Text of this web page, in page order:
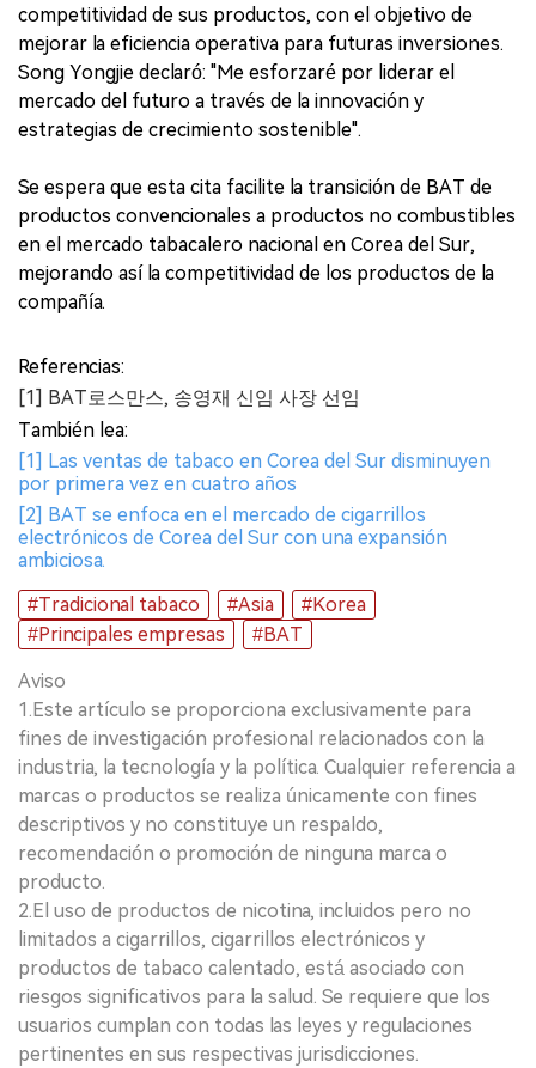
competitividad de sus productos, con el objetivo de
mejorar la eficiencia operativa para futuras inversiones.
Song Yongjie declaró: "Me esforzaré por liderar el
mercado del futuro a través de la innovación y
estrategias de crecimiento sostenible".
Se espera que esta cita facilite la transición de BAT de
productos convencionales a productos no combustibles
en el mercado tabacalero nacional en Corea del Sur,
mejorando así la competitividad de los productos de la
compañía.
Referencias:
[1] BAT로스만스, 송영재 신임 사장 선임
También lea:
[1] Las ventas de tabaco en Corea del Sur disminuyen
por primera vez en cuatro años
[2] BAT se enfoca en el mercado de cigarrillos
electrónicos de Corea del Sur con una expansión
ambiciosa.
#Tradicional tabaco
#Asia
#Korea
#Principales empresas
#BAT
Aviso
1.Este artículo se proporciona exclusivamente para
fines de investigación profesional relacionados con la
industria, la tecnología y la política. Cualquier referencia a
marcas o productos se realiza únicamente con fines
descriptivos y no constituye un respaldo,
recomendación o promoción de ninguna marca o
producto.
2.El uso de productos de nicotina, incluidos pero no
limitados a cigarrillos, cigarrillos electrónicos y
productos de tabaco calentado, está asociado con
riesgos significativos para la salud. Se requiere que los
usuarios cumplan con todas las leyes y regulaciones
pertinentes en sus respectivas jurisdicciones.